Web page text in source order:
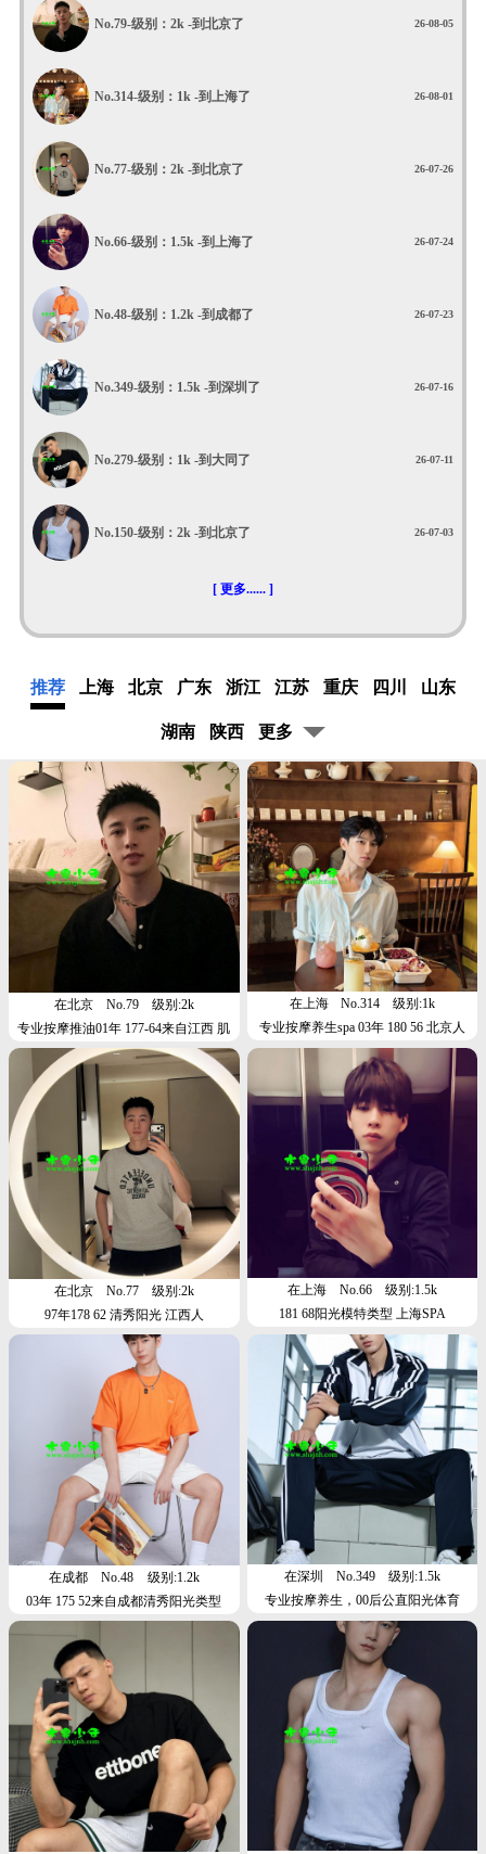
No.79-级别：2k-到北京了 26-08-05
No.314-级别：1k-到上海了 26-08-01
No.77-级别：2k-到北京了 26-07-26
No.66-级别：1.5k-到上海了 26-07-24
No.48-级别：1.2k-到成都了 26-07-23
No.349-级别：1.5k-到深圳了 26-07-16
No.279-级别：1k-到大同了 26-07-11
No.150-级别：2k-到北京了 26-07-03
[ 更多...... ]
推荐 上海 北京 广东 浙江 江苏 重庆 四川 山东
湖南 陕西 更多
在北京 No.79
级别:2k
专业按摩推油01年 177-64来自江西 肌
肉清秀
在上海 No.314
级别:1k
专业按摩养生spa 03年 180 56 北京人
清秀舞蹈生 常驻北京 本人不照骗 可
视频 支持货不对版退货！
在北京 No.77
级别:2k
97年178 62 清秀阳光 江西人
在上海 No.66
级别:1.5k
181 68阳光模特类型 上海SPA
在成都 No.48
级别:1.2k
03年 175 52来自成都清秀阳光类型
在深圳 No.349
级别:1.5k
专业按摩养生，00后公直阳光体育
生，现在深圳